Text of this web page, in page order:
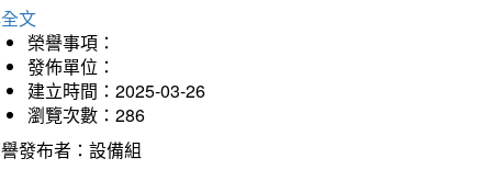
文
榮譽事項：
發佈單位：
建立時間：2025-03-26
瀏覽次數：286
發布者：設備組